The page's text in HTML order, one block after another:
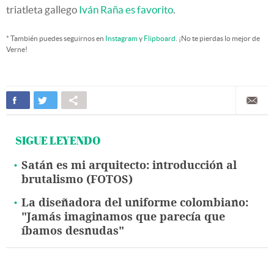
triatleta gallego Iván Raña es favorito.
* También puedes seguirnos en Instagramy Flipboard . ¡No te pierdas lo mejor de
Verne!
SIGUE LEYENDO
Satán es mi arquitecto: introducción al
brutalismo (FOTOS)
La diseñadora del uniforme colombiano:
"Jamás imaginamos que parecía que
íbamos desnudas"